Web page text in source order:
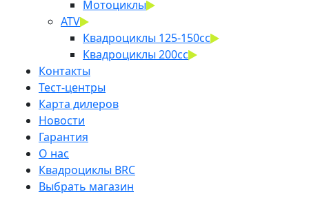
Мотоциклы
ATV
Квадроциклы 125-150cc
Квадроциклы 200сс
Контакты
Тест-центры
Карта дилеров
Новости
Гарантия
О нас
Квадроциклы BRC
Выбрать магазин